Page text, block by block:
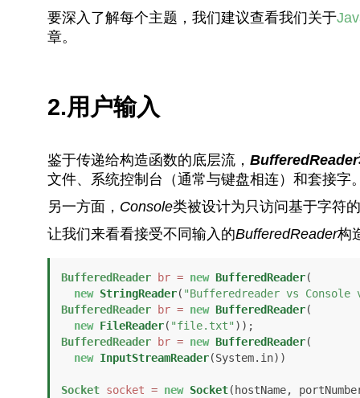
要深入了解每个主题，我们建议查看我们关于
章。
2.用户输入
鉴于传递给构造函数的底层流， BufferedReader
文件、系统控制台（通常与键盘相连）和套接字
另一方面， Console类被设计为只访问基于字符
让我们来看看接受不同输入的BufferedReader构
BufferedReader br = new BufferedReader(
new StringReader( "Bufferedreader vs Console
BufferedReader
br = new BufferedReader(
new FileReader( "file.txt"
BufferedReader
br = new BufferedReader(
new InputStreamReader(System.in))
Socket socket = new Socket